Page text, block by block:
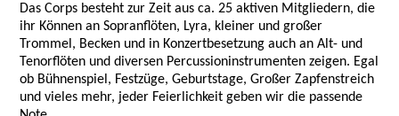
Das Corps besteht zur Zeit aus ca. 25 aktiven Mitgliedern, die
ihr Können an Sopranflöten, Lyra, kleiner und großer
Trommel, Becken und in Konzertbesetzung auch an Alt- und
Tenorflöten und diversen Percussioninstrumenten zeigen. Egal
ob Bühnenspiel, Festzüge, Geburtstage, Großer Zapfenstreich
und vieles mehr, jeder Feierlichkeit geben wir die passende